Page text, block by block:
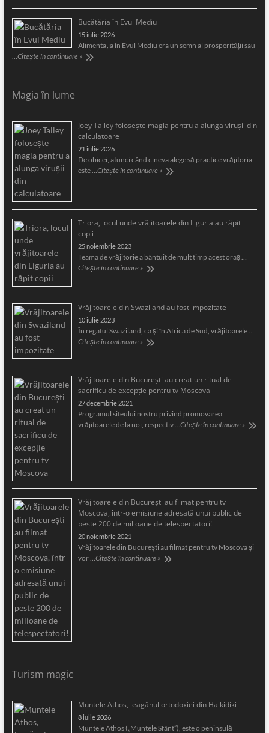
Bucătăria în Evul Mediu
15 iulie 2026
Alimentaţia în Evul Mediu era un semn al prosperităţii sau
Citește în continuare »
Magia în lume
Joey Talley foloseşte magia pentru a alunga viruşii din
calculatoare
21 iulie 2026
De obicei, atunci când cineva alege să practice vrăjitoria
este … Citește în continuare »
Triora, locul unde vrăjitoarele din Liguria au răpit
copii
25 noiembrie 2023
Teama de vrăjitorie a bântuit de mult timp acest oraş …
Citește în continuare »
Vrăjitoarele din Swaziland au fost impozitate
10 iulie 2023
În regatul Swaziland, ca și în Africa de Sud, vrăjitoarele …
Citește în continuare »
Vrăjitoarele din București au creat un ritual de
sacrificu de excepție pentru tv Moscova
27 decembrie 2021
Programul siteului nostru privind promovarea
vrăjitoarele de la noi, respectiv … Citește în continuare »
Vrăjitoarele din București au filmat pentru tv
Moscova, într-o emisiune adresată unui public de
peste 200 de milioane de telespectatori!
20 noiembrie 2021
Vrăjitoarele din București au filmat pentru tv Moscova și
vor … Citește în continuare »
Turism magic
Muntele Athos, leagănul ortodoxiei din Halkidiki
8 iulie 2026
Muntele Athos („Muntele Sfânt”), este o peninsulă